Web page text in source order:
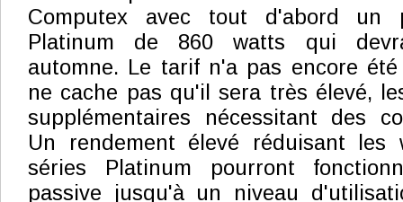
Computex avec tout d'abord un
Platinum de 860 watts qui
automne. Le tarif n'a pas encore
ne cache pas qu'il sera très élevé,
supplémentaires nécessitant des
Un rendement élevé réduisant les
séries Platinum pourront
passive jusqu'à un niveau